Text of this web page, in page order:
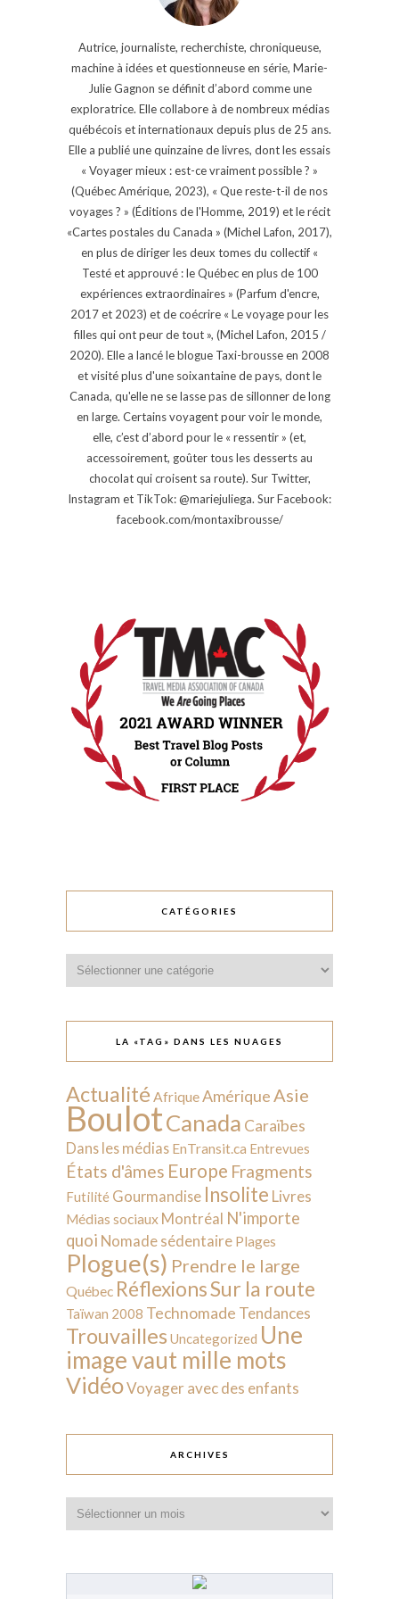
Autrice, journaliste, recherchiste, chroniqueuse,
machine à idées et questionneuse en série, Marie-
Julie Gagnon se définit d’abord comme une
exploratrice. Elle collabore à de nombreux médias
québécois et internationaux depuis plus de 25 ans.
Elle a publié une quinzaine de livres, dont les essais
« Voyager mieux : est-ce vraiment possible ? »
(Québec Amérique, 2023), « Que reste-t-il de nos
voyages ? » (Éditions de l'Homme, 2019) et le récit
«Cartes postales du Canada » (Michel Lafon, 2017),
en plus de diriger les deux tomes du collectif «
Testé et approuvé : le Québec en plus de 100
expériences extraordinaires » (Parfum d'encre,
2017 et 2023) et de coécrire « Le voyage pour les
filles qui ont peur de tout », (Michel Lafon, 2015 /
2020). Elle a lancé le blogue Taxi-brousse en 2008
et visité plus d'une soixantaine de pays, dont le
Canada, qu'elle ne se lasse pas de sillonner de long
en large. Certains voyagent pour voir le monde,
elle, c’est d’abord pour le « ressentir » (et,
accessoirement, goûter tous les desserts au
chocolat qui croisent sa route). Sur Twitter,
Instagram et TikTok: @mariejuliega. Sur Facebook:
facebook.com/montaxibrousse/
CATÉGORIES
LA «TAG» DANS LES NUAGES
Actualité AfriqueAmérique Asie
BoulotCanada Caraïbes
Dans les médias EnTransit.ca Entrevues
États d'âmes Europe Fragments
Futilité Gourmandise Insolite Livres
Médias sociaux Montréal N'importe
quoi Nomade sédentaire Plages
Plogue(s) Prendre le large
Québec RéflexionsSur la route
Taïwan 2008 Technomade Tendances
Trouvailles Uncategorized Une
image vaut mille mots
VidéoVoyager avec des enfants
ARCHIVES